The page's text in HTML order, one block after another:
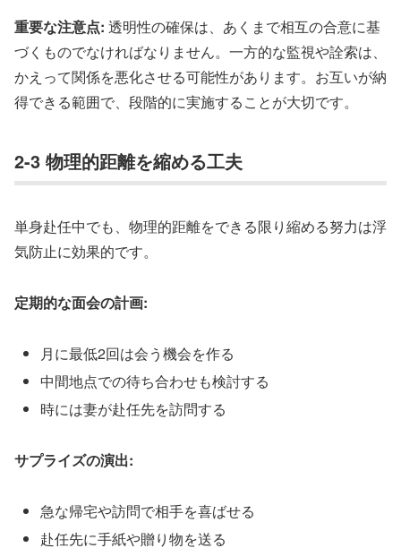
重要な注意点: 透明性の確保は、あくまで相互の合意に基
づくものでなければなりません。一方的な監視や詮索は、
かえって関係を悪化させる可能性があります。お互いが納
得できる範囲で、段階的に実施することが大切です。
2-3 物理的距離を縮める工夫
単身赴任中でも、物理的距離をできる限り縮める努力は浮
気防止に効果的です。
定期的な面会の計画:
月に最低2回は会う機会を作る
中間地点での待ち合わせも検討する
時には妻が赴任先を訪問する
サプライズの演出:
急な帰宅や訪問で相手を喜ばせる
赴任先に手紙や贈り物を送る